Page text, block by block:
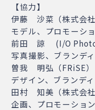
【協力】
伊藤 沙菜（株式会社
モデル、プロモーシ
前田 諒 (I/O
写真撮影、ブランデ
曽我 明弘（FRiSE）
デザイン、ブランデ
田村 知美（株式会社
企画、プロモーション